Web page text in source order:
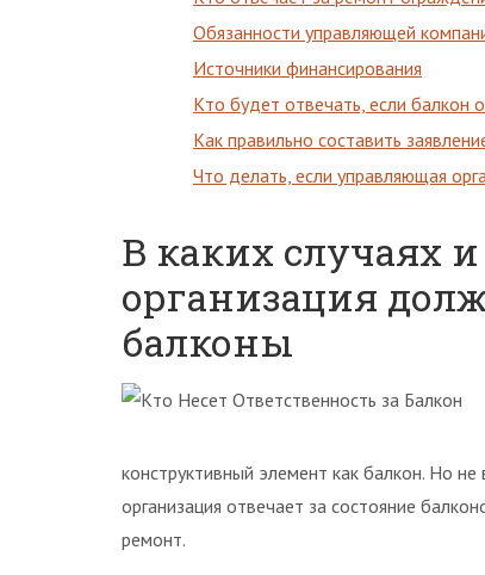
Обязанности управляющей
Источники финансирования
Кто будет отвечать, если балкон
Как правильно составить
Что делать, если управляющая
В каких случаях
организация
балконы
конструктивный элемент как балкон. Но
организация отвечает за состояние
ремонт.